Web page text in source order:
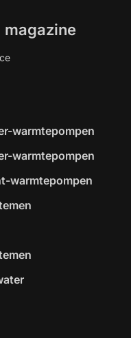
warmtepompen
warmtepompen
warmtepompen